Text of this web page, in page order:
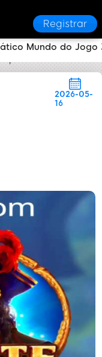
Registrar
2026-05-
16
Mundo do Jogo